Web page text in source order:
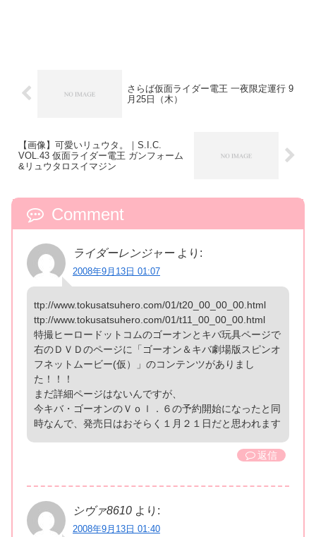
さらば仮面ライダー電王 一夜限定運行 9
月25日（木）
【画像】可愛いリュウタ。｜S.I.C.
VOL.43 仮面ライダー電王 ガンフォーム
&リュウタロスイマジン
Comment
ライダーレンジャー より:
2008年9月13日 01:07
ttp://www.tokusatsuhero.com/01/t20_00_00_00.html
ttp://www.tokusatsuhero.com/01/t11_00_00_00.html
特撮ヒーロードットコムのゴーオンとキバ玩具ページで
右のＤＶＤのページに「ゴーオン＆キバ劇場版スピンオ
フネットムービー(仮）」のコンテンツがありまし
た！！！
まだ詳細ページはないんですが、
今キバ・ゴーオンのＶｏｌ．６の予約開始になったと同
時なんで、発売日はおそらく１月２１日だと思われます
返信
シヴァ8610 より:
2008年9月13日 01:40